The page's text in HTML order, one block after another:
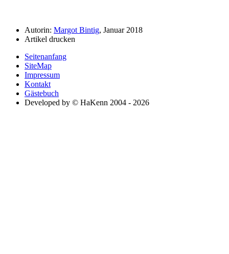
Autorin: Margot Bintig, Januar 2018
Artikel drucken
Seitenanfang
SiteMap
Impressum
Kontakt
Gästebuch
Developed by © HaKenn 2004 - 2026